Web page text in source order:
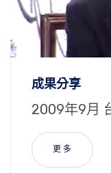
成果分享
2009年9月
更 多